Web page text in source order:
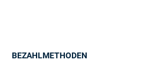
BEZAHLMETHODEN